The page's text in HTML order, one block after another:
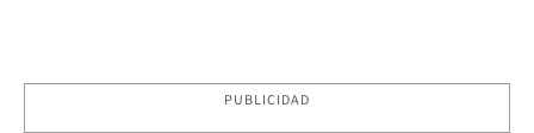
PUBLICIDAD